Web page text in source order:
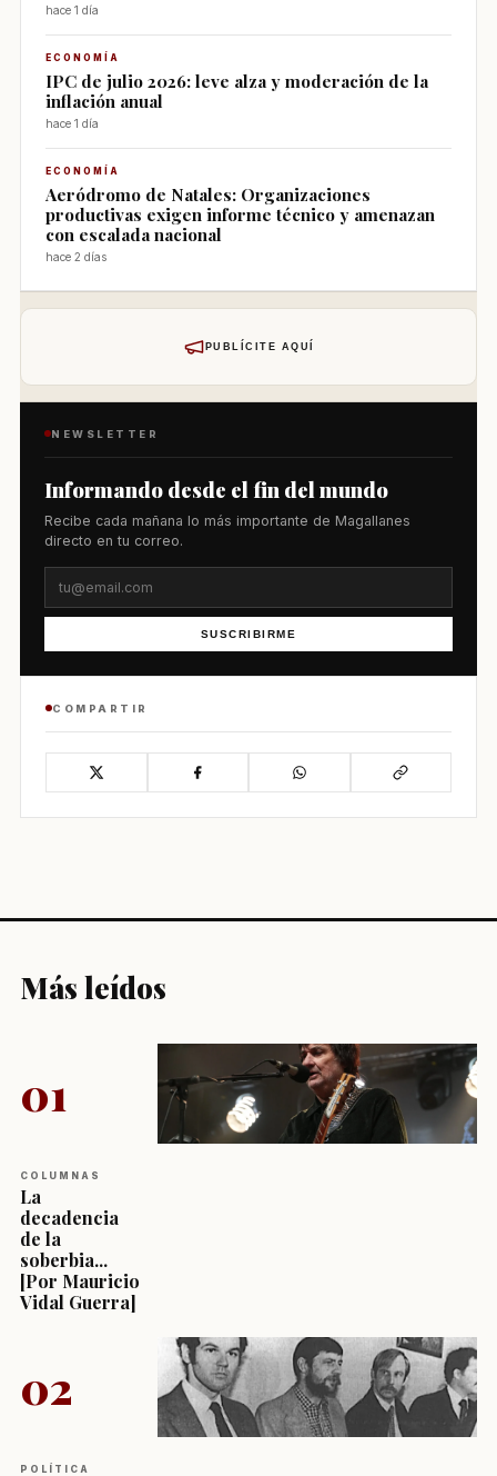
hace 1 día
ECONOMÍA
IPC de julio 2026: leve alza y moderación de la
inflación anual
hace 1 día
ECONOMÍA
Aeródromo de Natales: Organizaciones
productivas exigen informe técnico y amenazan
con escalada nacional
hace 2 días
PUBLÍCITE AQUÍ
NEWSLETTER
Informando desde el fin del mundo
Recibe cada mañana lo más importante de Magallanes
directo en tu correo.
SUSCRIBIRME
COMPARTIR
Más leídos
01
COLUMNAS
La
decadencia
de la
soberbia...
[Por Mauricio
Vidal Guerra]
02
POLÍTICA